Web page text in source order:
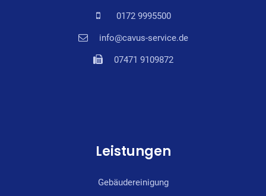
0172 9995500
info@cavus-service.de
07471 9109872
Leistungen
Gebäudereinigung